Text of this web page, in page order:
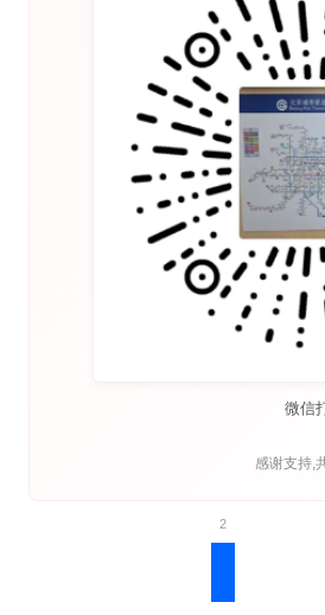
微信
感谢支持,
2